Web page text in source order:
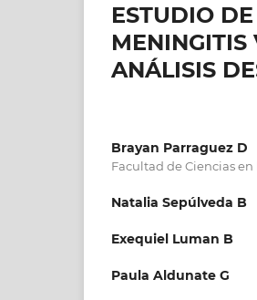
ESTUDIO
MENINGITIS
ANÁLISIS
Brayan Parraguez D
Facultad de Ciencias
Natalia Sepúlveda B
Exequiel Luman B
Paula Aldunate G